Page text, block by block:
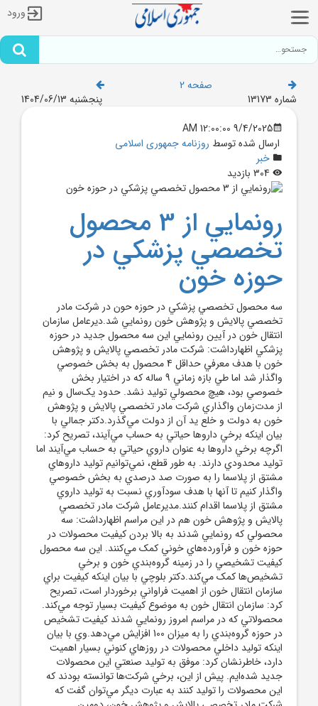
ورود
صفحه 2
شماره 13173
پنجشنبه 1404/06/13
9/4/2025 12:00:00 AM
ارسال شده توسط روزنامه جمهوری اسلامی
خبر
رونمايي از 3 محصول
تخصصي پزشکي در
حوزه خون‌
سه محصول تخصصي پزشکي در حوزه حون در شرکت مادر
تخصصي پالايش و پژوهش خون رونمايي شد.ديرعامل سازمان
انتقال خون در آيين رونمايي اين سه محصول جديد در حوزه
پزشکي اظهارداشت: شرکت مادر تخصصي پالايش و پژوهش
خون با هدف معرفي حداقل 4 محصول به بخش خصوصي
واگذار شد اما طي بازه زماني 9 ساله که در اختيار بخش
خصوصي بود، هيچ محصولي توليد نشد. حدود يک‌سال و نيم
از مدت‌زمان واگذاري شرکت مادر تخصصي پالايش و پژوهش
خون به دولت و خلع يد آن از دولت مي‌گذرد.دکتر جمالي با
بيان اينکه برخي داروها حياتي به حساب مي‌آيند، تصريح کرد:
اگرچه برخي داروها به عنوان داروي حياتي به حساب مي‌آيند اما
توليد محدودي دارند. به طور قطع، نمي‌توانيم توليد داروهاي
مشتق از پلاسما را به صورت صد درصدي به بخش خصوصي
واگذار کنيم تا آنها با هدف سودآوري نسبت به توليد داروي
مشتق از پلاسما اقدام کنند.مديرعامل شرکت مادر تخصصي
پالايش و پژوهش خون هم در اين مراسم اظهارداشت: سه
محصولي که رونمايي شدند به بالا بردن کيفيت محصولات در
حوزه خون و فرآورده‌هاي خوني کمک مي‌کنند. اين سه محصول
کيفيت تشخيصي را در زمينه گروه‌بندي خون و برخي
تشخيص‌ها کمک مي‌کند.دکتر بلوچي با بيان اينکه کيفيت براي
سازمان انتقال خون از اهميت فراواني برخوردار است، تصريح
کرد: سازمان انتقال خون به موضوع کيفيت بسيار توجه مي‌کند.
محصولاتي که در مراسم امروز رونمايي شدند کيفيت تشخيص
در حوزه گروه‌بندي را به ميزان 100 افزايش مي‌دهد.وي با بيان
اينکه توليد داخلي محصولات در روزهاي کنوني بسيار اهميت
دارد، خاطرنشان کرد: موفق به توليد صنعتي اين محصولات
جديد شده‌ايم. پيش از اين، برخي شرکت‌ها توانسته بودند که
اين محصولات را توليد کنند به عبارت ديگر مي‌توان گفت که